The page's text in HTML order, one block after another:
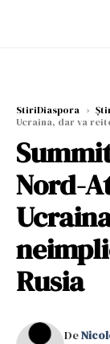
StiriDiaspora ›
Ucraina, dar va
Nord-
Rusia
De